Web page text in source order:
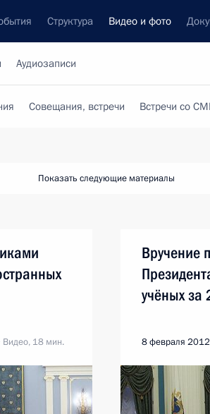
Структура Видео и фото
Аудиозаписи
Совещания, встречи Встречи со
Показать следующие материалы
Видео, 18 мин.
Вручение
учёных за
8 февраля